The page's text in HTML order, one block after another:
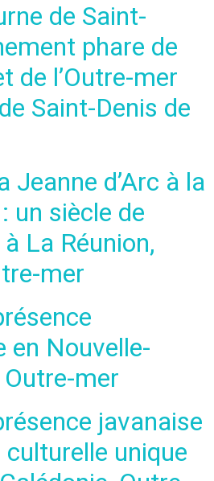
de Saint-
phare de
de l’Outre-mer
Saint-Denis de
Jeanne d’Arc à la
un siècle de
La Réunion,
mer
en Nouvelle-
mer
javanaise
culturelle unique